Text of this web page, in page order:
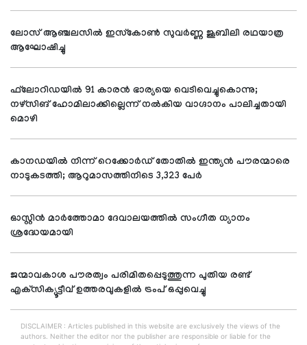
ലോസ് ആഞ്ചലസില്‍ ഇസ്‌കോണ്‍ സുവര്‍ണ്ണ ജൂബിലി രഥയാത്ര
ആഘോഷിച്ചു
ഫ്‌ലോറിഡയില്‍ 91 കാരന്‍ ഭാര്യയെ വെടിവെച്ചുകൊന്നു;
നഴ്‌സിങ് ഹോമിലാക്കില്ലെന്ന് നല്‍കിയ വാഗ്ദാനം പാലിച്ചതായി
മൊഴി
കാനഡയില്‍ നിന്ന് റെക്കോര്‍ഡ് തോതില്‍ ഇന്ത്യന്‍ പൗരന്മാരെ
നാടുകടത്തി; ആറുമാസത്തിനിടെ 3,323 പേര്‍
ഓസ്റ്റിന്‍ മാര്‍ത്തോമാ ദേവാലയത്തില്‍ സംഗീത ധ്യാനം
ശ്രദ്ധേയമായി
ജന്മാവകാശ പൗരത്വം പരിമിതപ്പെടുത്തുന്ന പുതിയ രണ്ട്
എക്‌സിക്യൂട്ടീവ് ഉത്തരവുകളില്‍ ട്രംപ് ഒപ്പുവെച്ചു
DISCLAIMER : Articles published in this website are exclusively the views of the
authors. Neither the editor nor the publisher are responsible or liable for the